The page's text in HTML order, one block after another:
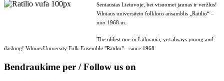
Seniausias Lietuvoje, bet visuomet jaunas ir veržlus!
Vilniaus universiteto folkloro ansamblis „Ratilio“ –
nuo 1968 m.
The oldest one in Lithuania, yet always young and
dashing! Vilnius University Folk Ensemble "Ratilio" – since 1968.
Bendraukime per / Follow us on